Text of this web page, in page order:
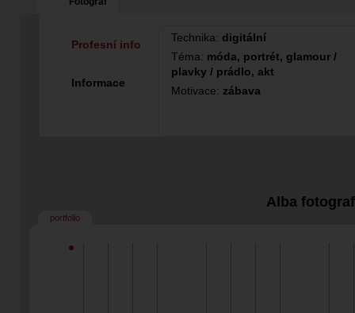
Technika: digitální
Téma: móda, portrét, glamour /
plavky / prádlo, akt
Motivace: zábava
Profesní info
Informace
Alba
portfolio